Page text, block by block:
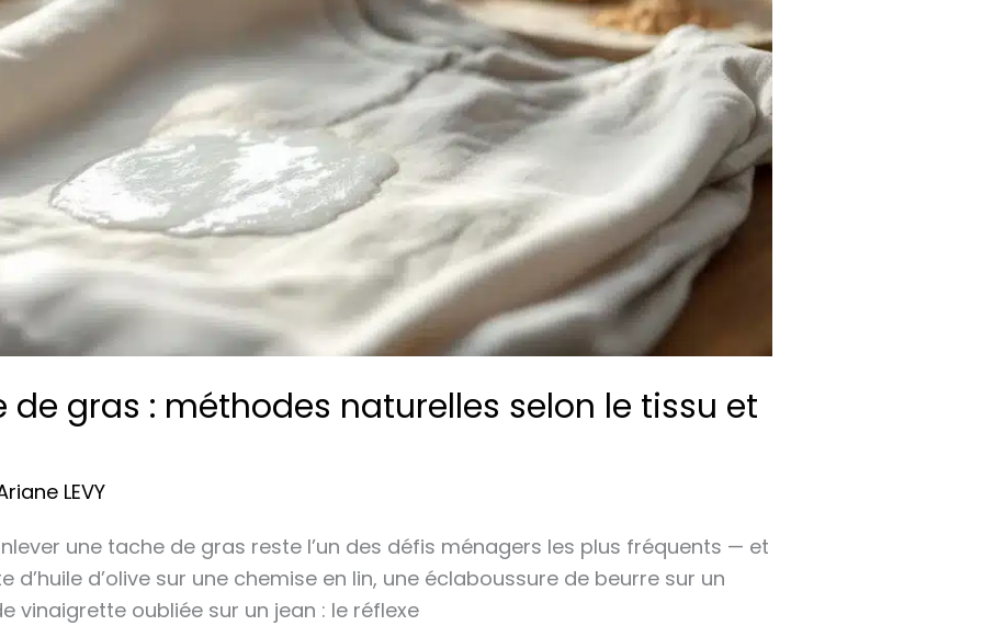
de gras : méthodes naturelles selon le tissu et
LEVY
une tache de gras reste l’un des défis ménagers les plus fréquents — et
d’huile d’olive sur une chemise en lin, une éclaboussure de beurre sur un
vinaigrette oubliée sur un jean : le réflexe